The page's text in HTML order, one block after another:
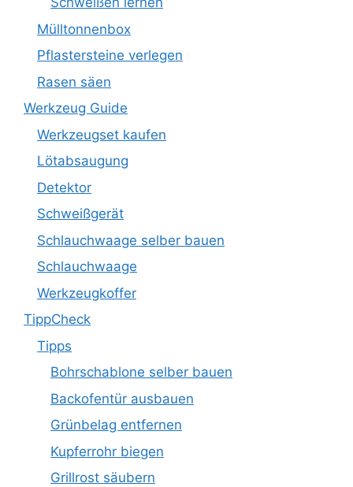
Mülltonnenbox
Pflastersteine verlegen
Rasen säen
Werkzeug Guide
Werkzeugset kaufen
Lötabsaugung
Detektor
Schweißgerät
Schlauchwaage selber bauen
Schlauchwaage
Werkzeugkoffer
TippCheck
Tipps
Bohrschablone selber bauen
Backofentür ausbauen
Grünbelag entfernen
Kupferrohr biegen
Grillrost säubern